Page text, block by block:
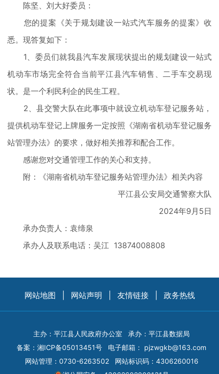
陈坚、刘大好委员：
您的提案《关于规划建设一站式汽车服务的提案》收
悉。现答复如下：
1、委员们就我县汽车发展现状提出的规划建设一站式
机动车市场完全符合当前平江县汽车销售、二手车交易现
状。是一个利民利企的民生工程。
2、县交警大队在此事项中就设立机动车登记服务站，
提供机动车登记上牌服务一定按照《湖南省机动车登记服务
站管理办法》的要求，做好相关推荐和配合工作。
感谢您对交通管理工作的关心和支持。
附：《湖南省机动车登记服务站管理办法》相关内容
平江县公安局交通警察大队
2024年9月5日
承办负责人：袁缔泉
承办人及联系电话：吴江 13874008808
网站地图 网站声明 友情链接 政务热线
主办：平江县人民政府办公室
承办：平江县数据局
备案： 湘ICP备05013451号 电子邮箱： pjzwgkb@163.com
网站管理：0730-6263502
网站标识码：4306260016